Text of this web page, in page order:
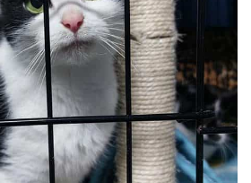
są leczone i mają całą profilaktykę. Są
i kastrowane. Są socjalizowane czyli
by odnaleźć się w nowej rodzinie. My
podopiecznych więc jest nam łatwiej
psa do rodziny i odwrotnie.